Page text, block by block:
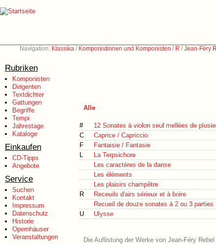
Navigation: Klassika / Komponistinnen und Komponisten / R /Jean-Féry
Rubriken
Komponisten
Dirigenten
Textdichter
Gattungen
Begriffe
Tempi
Jahrestage
Kataloge
Einkaufen
CD-Tipps
Angebote
Service
Suchen
Kontakt
Impressum
Datenschutz
Historie
Opernhäuser
Veranstaltungen
Alle
# 12 Sonates à violon seul mellées de
C
Caprice / Capriccio
F
Fantaisie / Fantasie
L
La Terpsichore
Les caractères de la danse
Les éléments
Les plaisirs champêtre
R
Receuils d'airs sérieux et à boire
Recueil de douze sonates à 2 ou 3 parties
U
Ulysse
Die Auflistung der Werke von Jean-Féry